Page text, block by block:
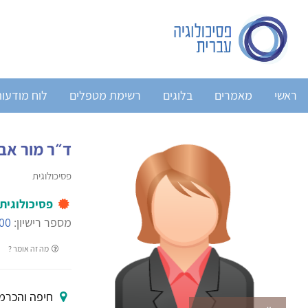
ראשי מאמרים בלוגים רשימת מטפלים לוח
ד״ר מור
פסיכולוגית
מספר רישיון:
מה זה אומר ?
חיפה